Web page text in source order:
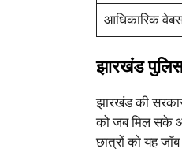
आधिकारिक
झारखंड
झारखंड की
को जब मिल सके
छात्रों को यह